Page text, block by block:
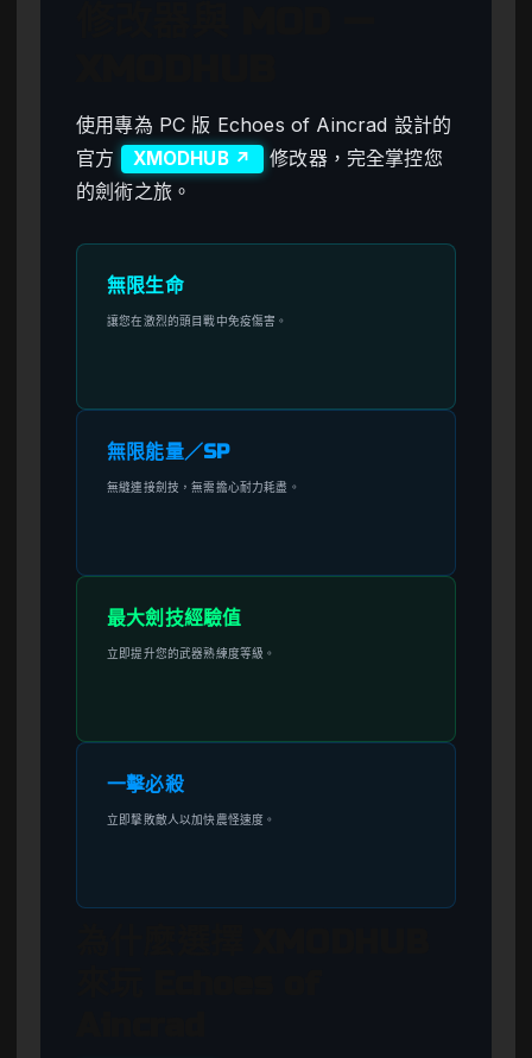
使用專為 PC 版 Echoes of Aincrad 設計的
官方
XMODHUB ↗
修改器，完全掌控您
的劍術之旅。
無限生命
讓您在激烈的頭目戰中免疫傷害。
無限能量／SP
無縫連接劍技，無需擔心耐力耗盡。
最大劍技經驗值
立即提升您的武器熟練度等級。
一擊必殺
立即擊敗敵人以加快農怪速度。